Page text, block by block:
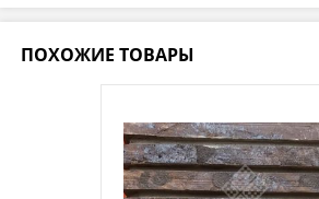
ПОХОЖИЕ ТОВАРЫ